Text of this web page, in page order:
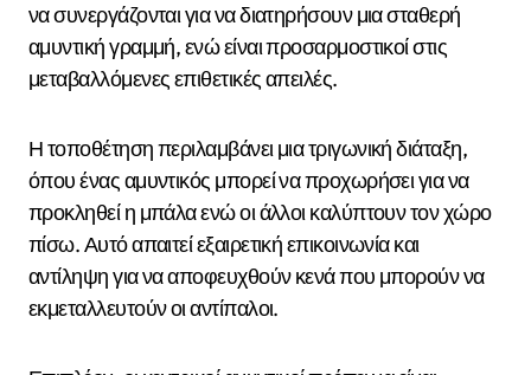
να συνεργάζονται για να διατηρήσουν μια σταθερή
αμυντική γραμμή, ενώ είναι προσαρμοστικοί στις
μεταβαλλόμενες επιθετικές απειλές.
Η τοποθέτηση περιλαμβάνει μια τριγωνική διάταξη,
όπου ένας αμυντικός μπορεί να προχωρήσει για να
προκληθεί η μπάλα ενώ οι άλλοι καλύπτουν τον χώρο
πίσω. Αυτό απαιτεί εξαιρετική επικοινωνία και
αντίληψη για να αποφευχθούν κενά που μπορούν να
εκμεταλλευτούν οι αντίπαλοι.